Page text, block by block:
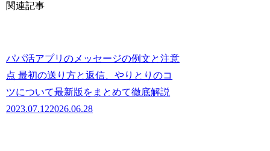
関連記事
パパ活アプリのメッセージの例文と注意
点 最初の送り方と返信、やりとりのコ
ツについて最新版をまとめて徹底解説
2023.07.122026.06.28